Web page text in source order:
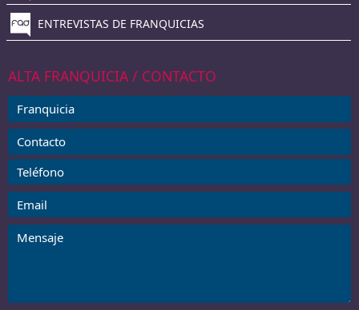
ENTREVISTAS DE FRANQUICIAS
ALTA FRANQUICIA / CONTACTO